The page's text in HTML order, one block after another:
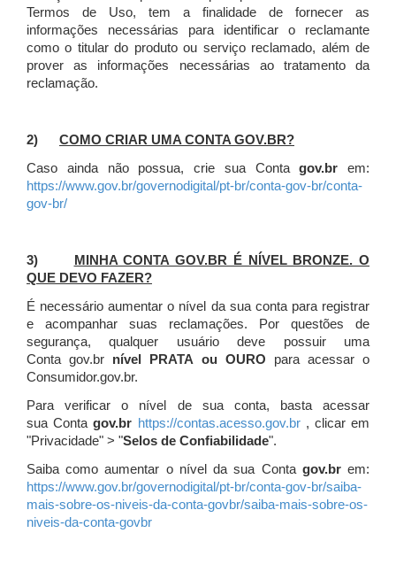
Termos de Uso, tem a finalidade de fornecer as
informações necessárias para identificar o reclamante
como o titular do produto ou serviço reclamado, além de
prover as informações necessárias ao tratamento da
reclamação.
2) COMO CRIAR UMA CONTA GOV.BR?
Caso ainda não possua, crie sua Contagov.br em:
https://www.gov.br/governodigital/pt-br/conta-gov-br/conta-
gov-br/
3)
MINHA CONTA GOV.BR É NÍVEL BRONZE. O
QUE DEVO FAZER?
É necessário aumentar o nível da sua conta para registrar
e acompanhar suas reclamações. Por questões de
segurança, qualquer usuário deve possuir uma
Conta gov.br nível PRATA ou OURO para acessar o
Consumidor.gov.br.
Para verificar o nível de sua conta, basta acessar
sua Contagov.br https://contas.acesso.gov.br, clicar em
"Privacidade" > "Selos de Confiabilidade".
Saiba como aumentar o nível da sua Conta gov.brem:
https://www.gov.br/governodigital/pt-br/conta-gov-br/saiba-
mais-sobre-os-niveis-da-conta-govbr/saiba-mais-sobre-os-
niveis-da-conta-govbr